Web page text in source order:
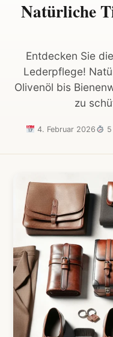
Natürliche
Entdecken Sie
Lederpflege!
Olivenöl bis
zu
4. Februar 2026